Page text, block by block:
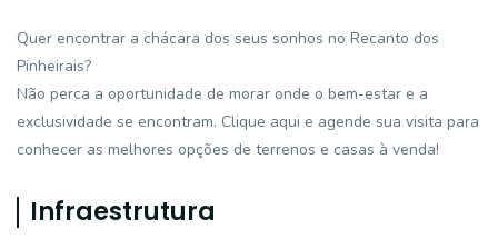
Quer encontrar a chácara dos seus sonhos no Recanto dos
Pinheirais?
Não perca a oportunidade de morar onde o bem-estar e a
exclusividade se encontram. Clique aqui e agende sua visita para
conhecer as melhores opções de terrenos e casas à venda!
Infraestrutura